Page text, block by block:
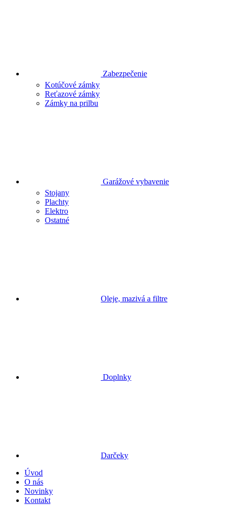
Zabezpečenie
Kotúčové zámky
Reťazové zámky
Zámky na prilbu
Garážové vybavenie
Stojany
Plachty
Elektro
Ostatné
Oleje, mazivá a filtre
Doplnky
Darčeky
Úvod
O nás
Novinky
Kontakt